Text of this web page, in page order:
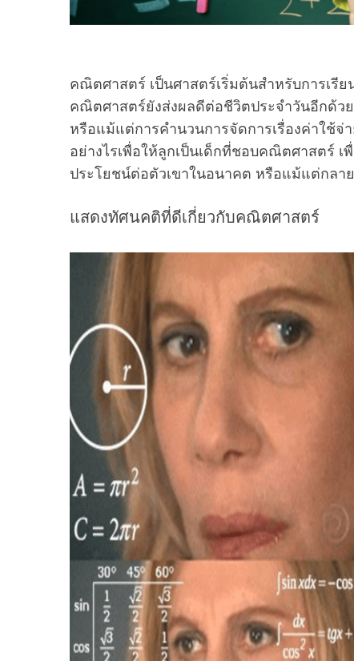
คณิตศาสตร์ เป็นศาสตร์เริ่มต้นสำหรับการเรี
คณิตศาสตร์ยังส่งผลดีต่อชีวิตประจำวันอีกด้ว
หรือแม้แต่การคำนวนการจัดการเรื่องค่าใช้จ่
อย่างไรเพื่อให้ลูกเป็นเด็กที่ชอบคณิตศาสตร์
ประโยชน์ต่อตัวเขาในอนาคต หรือแม้แต่กล
แสดงทัศนคติที่ดีเกี่ยวกับคณิตศาสตร์